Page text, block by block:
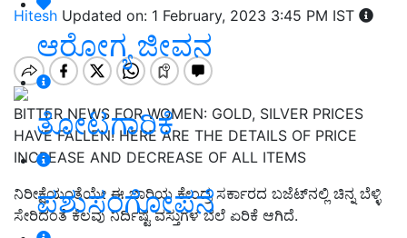
ಆರೋಗ್ಯ ಜೀವನ
ತೋಟಗಾರಿಕೆ
ಪಶುಸಂಗೋಪನೆ
Hitesh Updated on: 1 February, 2023 3:45 PM IST
BITTER NEWS FOR WOMEN: GOLD, SILVER PRICES
HAVE FALLEN! HERE ARE THE DETAILS OF PRICE
INCREASE AND DECREASE OF ALL ITEMS
ನಿರೀಕ್ಷೆಯಂತೆಯೇ ಈ ಬಾರಿಯ ಕೇಂದ್ರ ಸರ್ಕಾರದ ಬಜೆಟ್‌ನಲ್ಲಿ ಚಿನ್ನ ಬೆಳ್ಳಿ
ಸೇರಿದಂತೆ ಕೆಲವು ನಿರ್ದಿಷ್ಟ ವಸ್ತುಗಳ ಬೆಲೆ ಏರಿಕೆ ಆಗಿದೆ.